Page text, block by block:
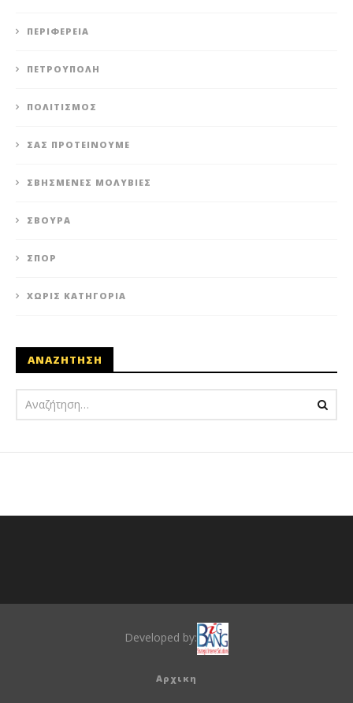
ΠΕΡΙΦΈΡΕΙΑ
ΠΕΤΡΟΎΠΟΛΗ
ΠΟΛΙΤΙΣΜΌΣ
ΣΑΣ ΠΡΟΤΕΊΝΟΥΜΕ
ΣΒΗΣΜΈΝΕΣ ΜΟΛΥΒΙΈΣ
ΣΒΟΎΡΑ
ΣΠΟΡ
ΧΩΡΊΣ ΚΑΤΗΓΟΡΊΑ
ΑΝΑΖΗΤΗΣΗ
Developed by:
Αρχικη